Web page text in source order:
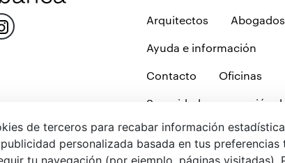
Arquitectos Abogados
Ayuda e información
Contacto Oficinas
Seguridad y prevención
Tablón de anuncios
Aviso legal Política de cookies Protección de datos
de terceros para recabar información
personalizada basada en tus preferencias
tu navegación (por ejemplo, páginas visitadas).